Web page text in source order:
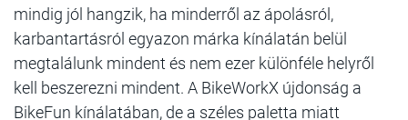
mindig jól hangzik, ha minderről az ápolásról,
karbantartásról egyazon márka kínálatán belül
megtalálunk mindent és nem ezer különféle helyről
kell beszerezni mindent. A BikeWorkX újdonság a
BikeFun kínálatában, de a széles paletta miatt